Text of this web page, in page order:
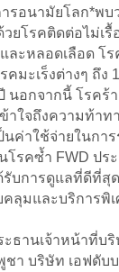
รอนามัยโลก*พบ
ยโรคติดต่อไม่เรื้
ละหลอดเลือด โ
คมะเร็งต่างๆ ถึง
นอกจากนี้ โรคร้
ข้าใจถึงความท้า
นค่าใช้จ่ายในกา
โรคซ้ำ FWD ป
รับการดูแลที่ดีที่
ลุมและบริการพิเ
ธานเจ้าหน้าที่บริ
ชา บริษัท เอฟดับ